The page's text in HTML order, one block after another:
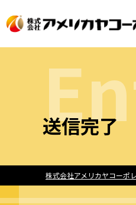
送信完了
En
株式会社アメリカヤコーポ